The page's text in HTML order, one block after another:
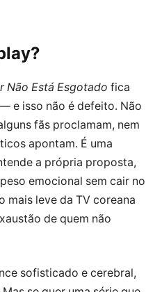
Não Está Esgotado fica
e isso não é defeito. Não
fãs proclamam, nem
apontam. É uma
a própria proposta,
emocional sem cair no
mais leve da TV coreana
de quem não
sofisticado e cerebral,